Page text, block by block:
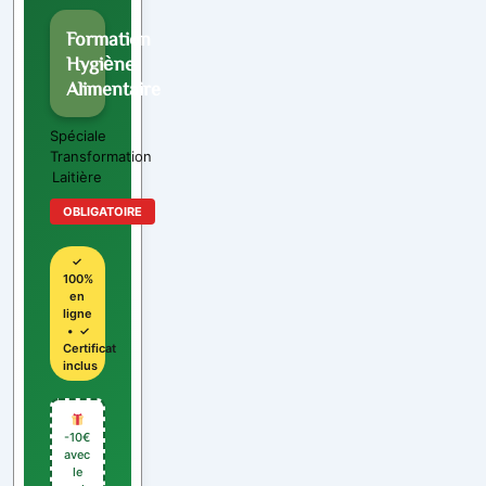
Formation
Hygiène
Alimentaire
Spéciale
Transformation
Laitière
OBLIGATOIRE
✓
100%
en
ligne
• ✓
Certificat
inclus
-10€
avec
le